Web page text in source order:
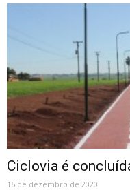
Ciclovia é
16 de dezembro de 2020